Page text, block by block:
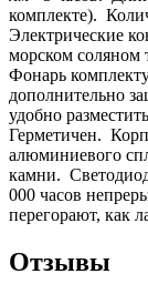
комплекте).
Электрические
морском соляном
Фонарь
дополнительно
удобно
Герметичен.
алюминиевого
‎камни.
000 часов
перегорают, как
Отзывы